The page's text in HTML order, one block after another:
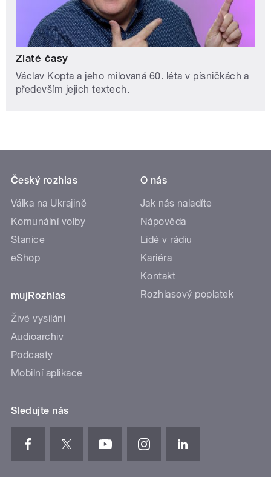
Zlaté časy
Václav Kopta a jeho milovaná 60. léta v písničkách a
především jejich textech.
Český rozhlas
Válka na Ukrajině
Komunální volby
Stanice
eShop
mujRozhlas
Živé vysílání
Audioarchiv
Podcasty
Mobilní aplikace
O nás
Jak nás naladíte
Nápověda
Lidé v rádiu
Kariéra
Kontakt
Rozhlasový poplatek
Sledujte nás